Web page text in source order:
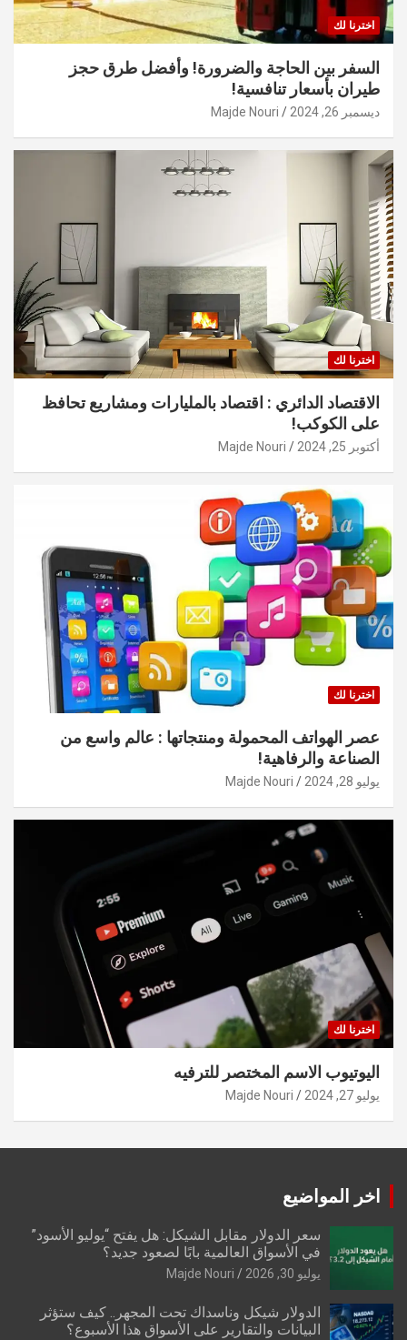
اخترنا لك
السفر بين الحاجة والضرورة! وأفضل طرق حجز
طيران بأسعار تنافسية!
ديسمبر 26, 2024 Majde Nouri
اخترنا لك
الاقتصاد الدائري : اقتصاد بالمليارات ومشاريع تحافظ
على الكوكب!
أكتوبر 25, 2024 Majde Nouri
اخترنا لك
عصر الهواتف المحمولة ومنتجاتها : عالم واسع من
الصناعة والرفاهية!
يوليو 28, 2024 Majde Nouri
اخترنا لك
اليوتيوب الاسم المختصر للترفيه
يوليو 27, 2024 Majde Nouri
اخر المواضيع
سعر الدولار مقابل الشيكل: هل يفتح “يوليو الأسود”
في الأسواق العالمية بابًا لصعود جديد؟
يوليو 30, 2026 Majde Nouri
الدولار شيكل وناسداك تحت المجهر.. كيف ستؤثر
البيانات والتقارير على الأسواق هذا الأسبوع؟